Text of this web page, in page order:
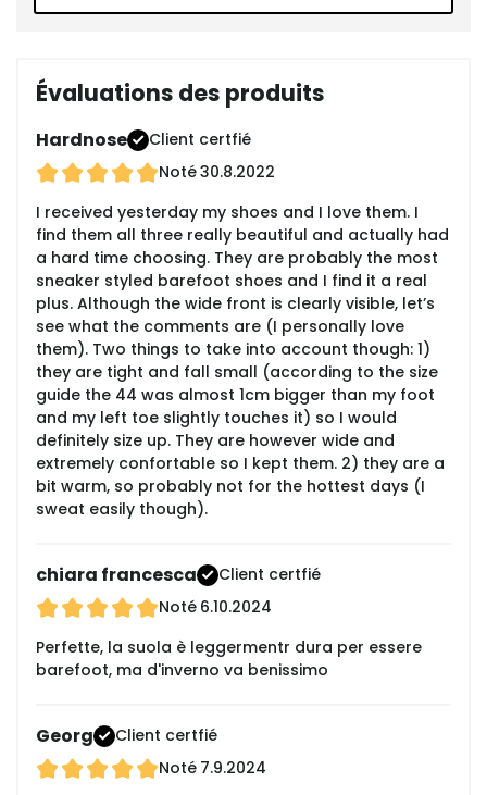
Évaluations des produits
Hardnose
Client certfié
Noté30.8.2022
I received yesterday my shoes and I love them. I
find them all three really beautiful and actually had
a hard time choosing. They are probably the most
sneaker styled barefoot shoes and I find it a real
plus. Although the wide front is clearly visible, let’s
see what the comments are (I personally love
them). Two things to take into account though: 1)
they are tight and fall small (according to the size
guide the 44 was almost 1cm bigger than my foot
and my left toe slightly touches it) so I would
definitely size up. They are however wide and
extremely confortable so I kept them. 2) they are a
bit warm, so probably not for the hottest days (I
sweat easily though).
chiara francesca
Client certfié
Noté 6.10.2024
Perfette, la suola è leggermentr dura per essere
barefoot, ma d'inverno va benissimo
Georg
Client certfié
Noté 7.9.2024